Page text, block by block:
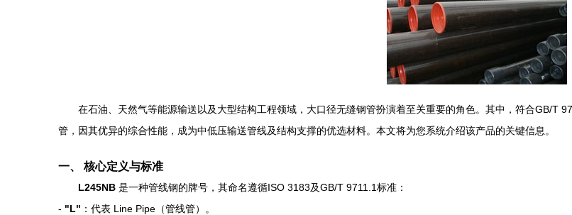
在石油、天然气等能源输送以及大型结构工程领域，大口径无缝钢管扮演着至关重要的角色。其中，符合GB/T
管，因其优异的综合性能，成为中低压输送管线及结构支撑的优选材料。本文将为您系统介绍该产品的关键信息。
一、 核心定义与标准
L245NB 是一种管线钢的牌号，其命名遵循ISO 3183及GB/T 9711.1标准：
- "L" ：代表 Line Pipe（管线管）。